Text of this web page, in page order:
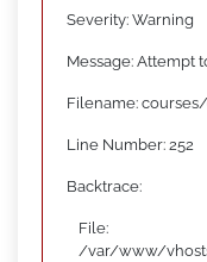
Severity: Warning
Message: Attempt
Filename:
Line Number: 252
Backtrace:
File:
/var/www/